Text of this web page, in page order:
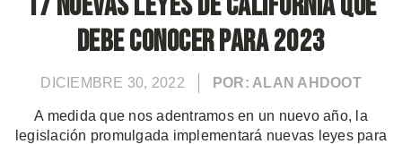
Debe Conocer para 2023
DICIEMBRE 30, 2022 POR: ALAN AHDOOT
A medida que nos adentramos en un nuevo año, la
legislación promulgada implementará nuevas leyes para